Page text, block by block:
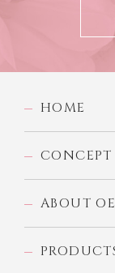
HOME
CONCEPT
ABOUT